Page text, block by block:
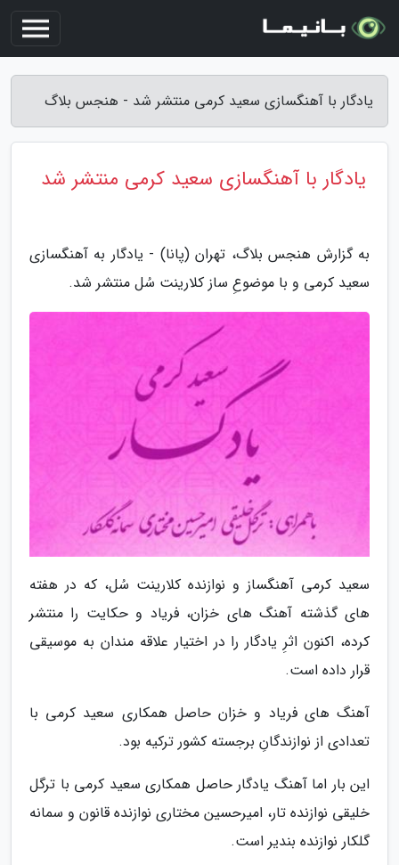
یادگار با آهنگسازی سعید کرمی منتشر شد - هنجس بلاگ
یادگار با آهنگسازی سعید کرمی منتشر شد
به گزارش هنجس بلاگ، تهران (پانا) - یادگار به آهنگسازی
سعید کرمی و با موضوعِ ساز کلارینت سُل منتشر شد.
سعید کرمی آهنگساز و نوازنده کلارینت سُل، که در هفته
های گذشته آهنگ های خزان، فریاد و حکایت را منتشر
کرده، اکنون اثرِ یادگار را در اختیار علاقه مندان به موسیقی
قرار داده است.
آهنگ های فریاد و خزان حاصل همکاری سعید کرمی با
تعدادی از نوازندگانِ برجسته کشور ترکیه بود.
این بار اما آهنگ یادگار حاصل همکاری سعید کرمی با ترگل
خلیقی نوازنده تار، امیرحسین مختاری نوازنده قانون و سمانه
گلکار نوازنده بندیر است.